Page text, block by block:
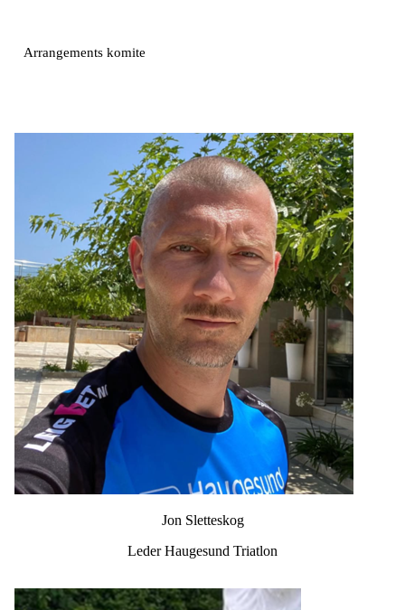
Arrangements komite
Jon Sletteskog
Leder Haugesund Triatlon